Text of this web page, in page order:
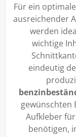
Für ein
ausreichender
werden
wichtige
eindeutig
gewünschten
Aufkleber
benötigen,